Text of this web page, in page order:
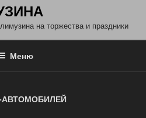
на торжества и праздники
Меню
АВТОМОБИЛЕЙ